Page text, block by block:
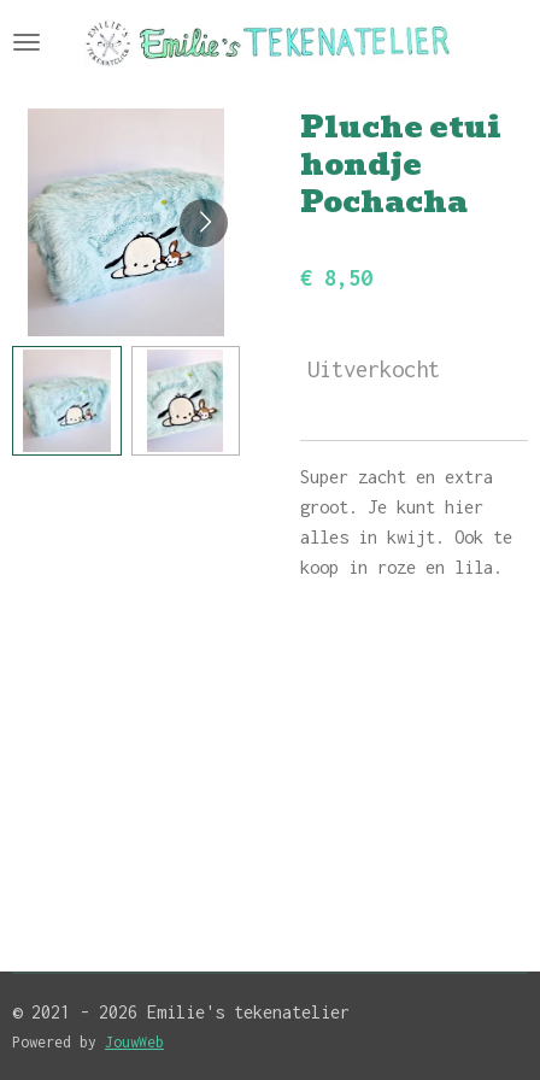
direct
de
Pluche etui
hondje
Pochacha
€ 8,50
Uitverkocht
Super zacht en extra
groot. Je kunt hier
alles in kwijt. Ook te
koop in roze en lila.
© 2021 - 2026 Emilie's tekenatelier
Powered by JouwWeb